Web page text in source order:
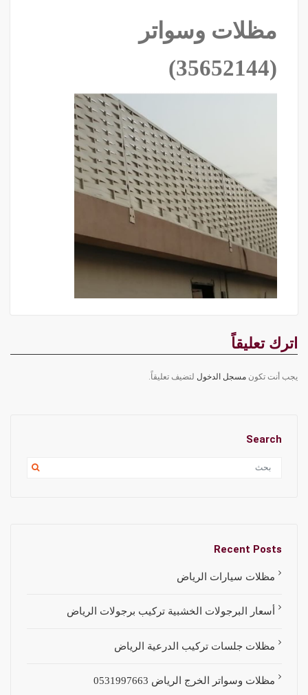
مظلات وسواتر
‫(35652144)‬ ‫‬
اترك تعليقاً
يجب أنت تكون مسجل الدخول لتضيف تعليقاً.
Search
Recent Posts
مظلات سيارات الرياض
أسعار البرجولات الخشبية تركيب برجولات الرياض
مظلات جلسات تركيب الدرعية الرياض
مظلات وسواتر الخرج الرياض 0531997663